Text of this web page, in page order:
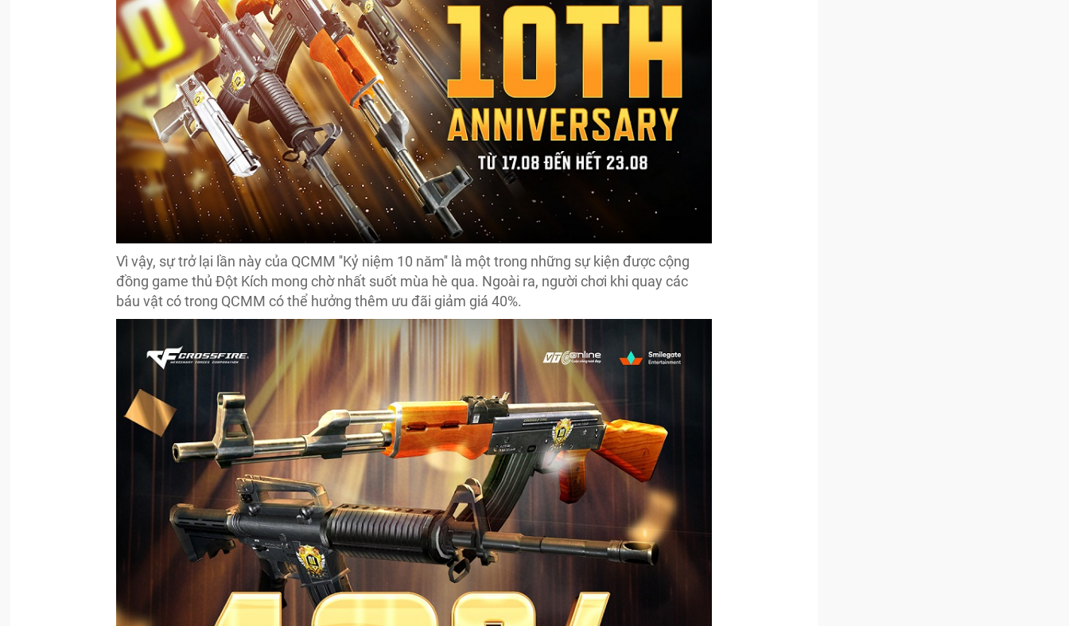
Vì vậy, sự trở lại lần này của QCMM ''Kỷ niệm 10 năm'' là một trong những sự kiện được cộng
đồng game thủ Đột Kích mong chờ nhất suốt mùa hè qua. Ngoài ra, người chơi khi quay các
báu vật có trong QCMM có thể hưởng thêm ưu đãi giảm giá 40%.